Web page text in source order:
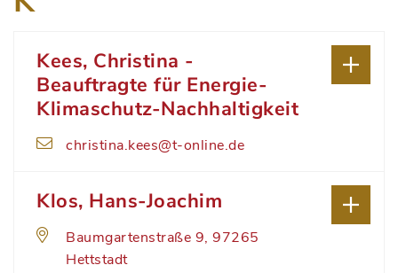
Kees, Christina -
Beauftragte für Energie-
Klimaschutz-Nachhaltigkeit
christina.kees@t-online.de
Klos, Hans-Joachim
Baumgartenstraße 9, 97265
Hettstadt